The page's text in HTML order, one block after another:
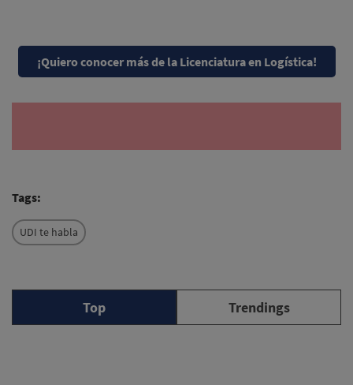
¡Quiero conocer más de la Licenciatura en Logística!
Tags:
UDI te habla
Top Trendings